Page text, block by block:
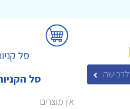
סל
סל
לרכישה
אין מוצרים